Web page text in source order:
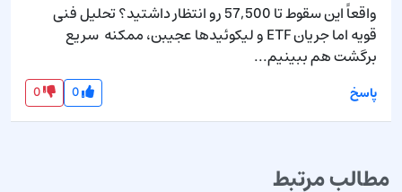
برگشت هم ببینیم...
پاسخ 0
0
مطالب مرتبط